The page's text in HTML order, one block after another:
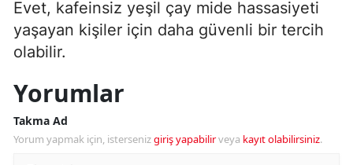
Evet, kafeinsiz yeşil çay mide hassasiyeti
yaşayan kişiler için daha güvenli bir tercih
olabilir.
Yorumlar
Takma Ad
Yorum yapmak için, istersenizgiriş yapabilirveya kayıt olabilirsiniz.